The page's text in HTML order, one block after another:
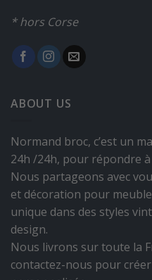
* hors Corse
ABOUT US
Normand broc, c’est un
24h /24h, pour répondre
Nous partageons avec
et décoration pour
unique dans des styles
design.
Nous livrons sur toute la
contactez-nous pour